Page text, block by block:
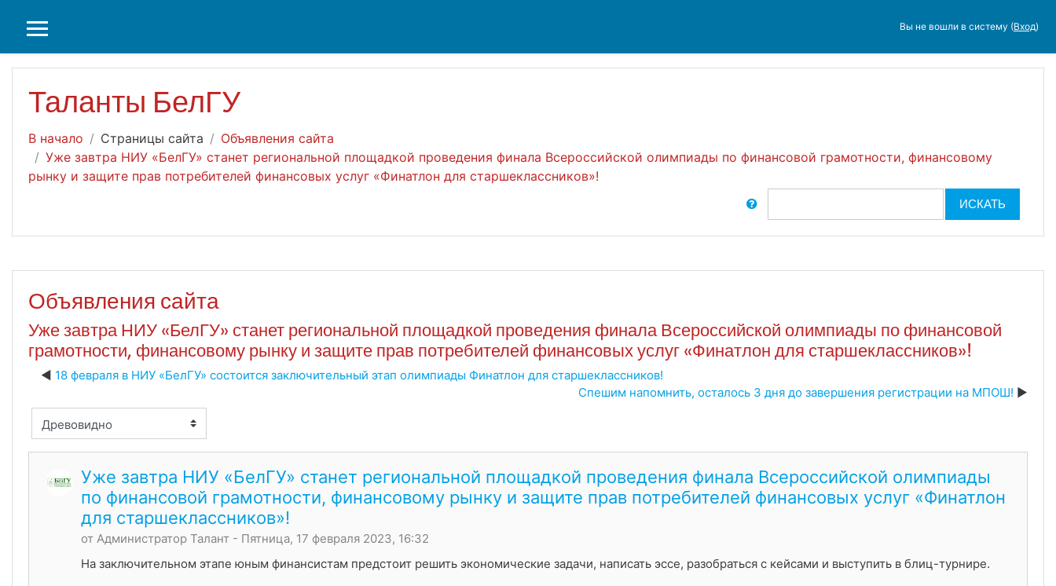
Перейти к основному содержанию
БОКОВАЯ ПАНЕЛЬ
Вы не вошли в систему (Вход)
Таланты БелГУ
В начало Страницы сайта
Объявления сайта
Уже завтра НИУ «БелГУ» станет региональной площадкой проведения финала Всероссийской олимпиады по финансовой грамотности, финансовому
рынку и защите прав потребителей финансовых услуг «Финатлон для старшеклассников»!
Поиск по форумам
ИСКАТЬ
Объявления сайта
Уже завтра НИУ «БелГУ» станет региональной площадкой проведения финала Всероссийской олимпиады по финансовой
грамотности, финансовому рынку и защите прав потребителей финансовых услуг «Финатлон для старшеклассников»!
18 февраля в НИУ «БелГУ» состоится заключительный этап олимпиады Финатлон для старшеклассников!
Спешим напомнить, осталось 3 дня до завершения регистрации на МПОШ!
отображения
Уже завтра НИУ «БелГУ» станет региональной площадкой проведения финала Всероссийской олимпиады
по финансовой грамотности, финансовому рынку и защите прав потребителей финансовых услуг «Финатлон
для старшеклассников»!
от Администратор Талант - Пятница, 17 февраля 2023, 16:32
На заключительном этапе юным финансистам предстоит решить экономические задачи, написать эссе, разобраться с кейсами и выступить в блиц-турнире.